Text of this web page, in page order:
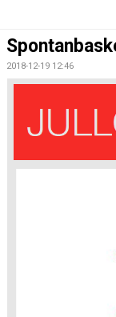
OM FÖRENINGEN/
HAGA-SHOPPEN
2018-12-19 12:46